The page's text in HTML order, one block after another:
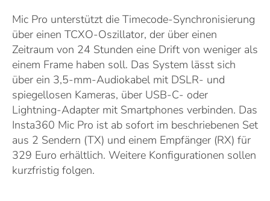
Mic Pro unterstützt die Timecode-Synchronisierung
über einen TCXO-Oszillator, der über einen
Zeitraum von 24 Stunden eine Drift von weniger als
einem Frame haben soll. Das System lässt sich
über ein 3,5-mm-Audiokabel mit DSLR- und
spiegellosen Kameras, über USB-C- oder
Lightning-Adapter mit Smartphones verbinden. Das
Insta360 Mic Pro ist ab sofort im beschriebenen Set
aus 2 Sendern (TX) und einem Empfänger (RX) für
329 Euro erhältlich. Weitere Konfigurationen sollen
kurzfristig folgen.